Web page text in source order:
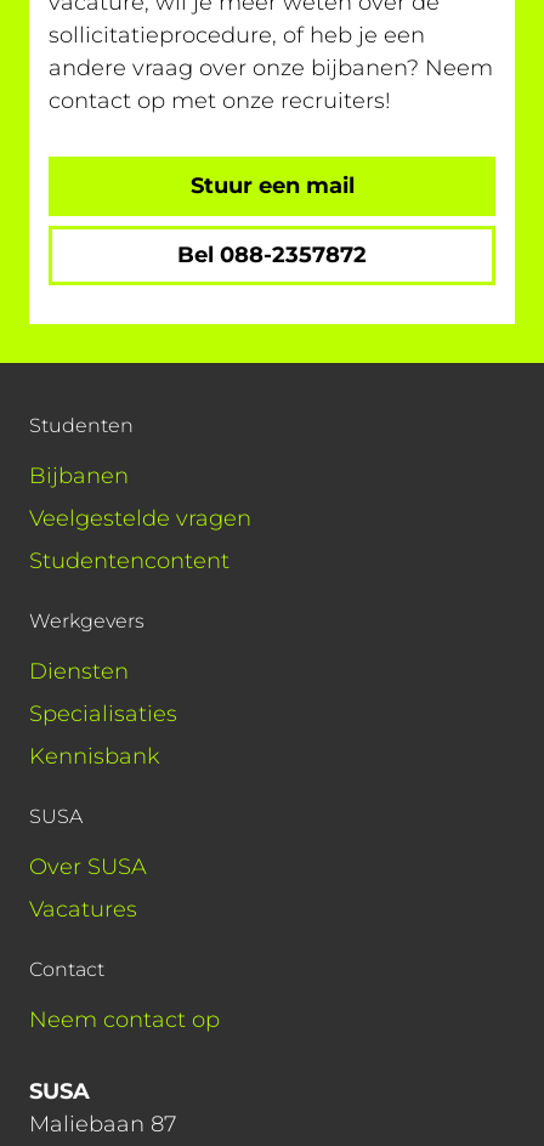
sollicitatieprocedure, of heb je een
andere vraag over onze bijbanen? Neem
contact op met onze recruiters!
Stuur een mail
Bel 088-2357872
Studenten
Bijbanen
Veelgestelde vragen
Studentencontent
Werkgevers
Diensten
Specialisaties
Kennisbank
SUSA
Over SUSA
Vacatures
Contact
Neem contact op
SUSA
Maliebaan 87